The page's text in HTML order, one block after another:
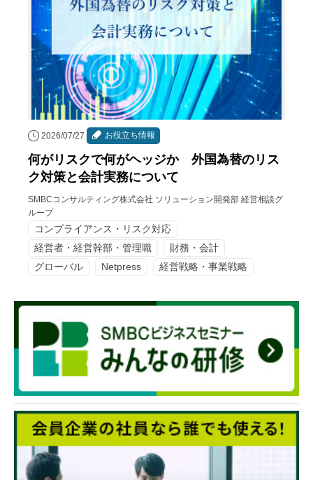
2026/07/27 お役立ち情報
何がリスクで何がヘッジか 外国為替のリス
ク対策と会計実務について
SMBCコンサルティング株式会社 ソリューション開発部 経営相談グ
ループ
コンプライアンス・リスク対応
経営者・経営幹部・管理職
財務・会計
グローバル
Netpress 経営戦略・事業戦略